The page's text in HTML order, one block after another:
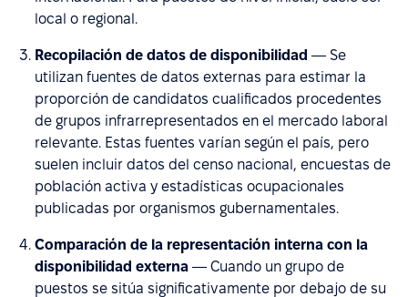
local o regional.
Recopilación de datos de disponibilidad — Se
utilizan fuentes de datos externas para estimar la
proporción de candidatos cualificados procedentes
de grupos infrarrepresentados en el mercado laboral
relevante. Estas fuentes varían según el país, pero
suelen incluir datos del censo nacional, encuestas de
población activa y estadísticas ocupacionales
publicadas por organismos gubernamentales.
Comparación de la representación interna con la
disponibilidad externa — Cuando un grupo de
puestos se sitúa significativamente por debajo de su